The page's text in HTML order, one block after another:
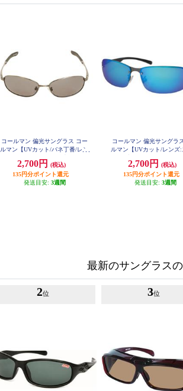
コールマン 偏光サングラス コー
ルマン【UVカット/バネ丁番/レン
ムカラー:シャーリングガンメタ
ル】 CO3008-1
2,700円
(税込)
135円分ポイント還元
発送目安: 3週間
コールマン 偏光サングラ
ルマン【UVカット/レンズ:
フレームカラー:ガンメタル
ック】 CO3080-2
2,700円
(税込)
135円分ポイント還元
発送目安: 3週間
最新のサングラス
2位 3位